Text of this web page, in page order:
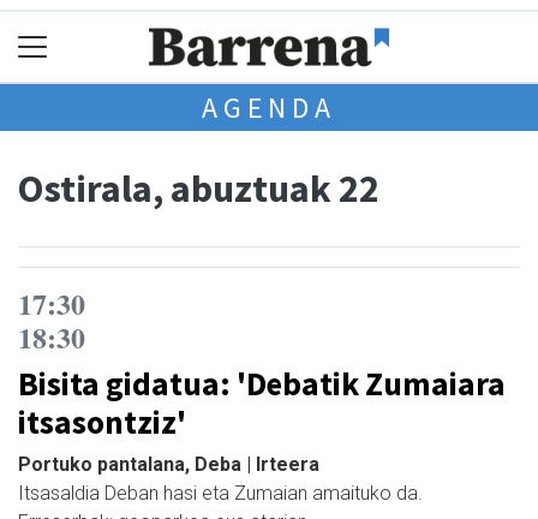
AGENDA
Ostirala, abuztuak 22
17:30
18:30
Bisita gidatua: 'Debatik Zumaiara
itsasontziz'
Portuko pantalana, Deba | Irteera
Itsasaldia Deban hasi eta Zumaian amaituko da.